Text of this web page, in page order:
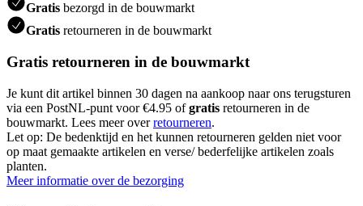
Gratis bezorgd in de bouwmarkt
Gratis retourneren in de bouwmarkt
Gratis retourneren in de bouwmarkt
Je kunt dit artikel binnen 30 dagen na aankoop naar ons terugsturen
via een PostNL-punt voor €4.95 ofgratis retourneren in de
bouwmarkt. Lees meer overretourneren.
Let op: De bedenktijd en het kunnen retourneren gelden niet voor
op maat gemaakte artikelen en verse/ bederfelijke artikelen zoals
planten.
Meer informatie over de bezorging